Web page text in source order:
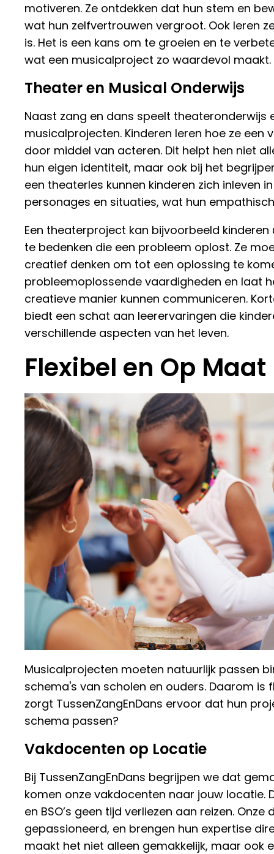
motiveren. Ze ontdekken dat hun stem en
wat hun zelfvertrouwen vergroot. Ook leren
is. Het is een kans om te groeien en te
wat een musicalproject zo waardevol maakt.
Theater en Musical Onderwijs
Naast zang en dans speelt theateronderwijs
musicalprojecten. Kinderen leren hoe ze een
door middel van acteren. Dit helpt hen niet
hun eigen identiteit, maar ook bij het
een theaterles kunnen kinderen zich inleven
personages en situaties, wat hun
Een theaterproject kan bijvoorbeeld
te bedenken die een probleem oplost. Ze
creatief denken om tot een oplossing te
probleemoplossende vaardigheden en laat
creatieve manier kunnen communiceren.
biedt een schat aan leerervaringen die
verschillende aspecten van het leven.
Flexibel en Op Maat
Musicalprojecten moeten natuurlijk passen
schema's van scholen en ouders. Daarom is
zorgt TussenZangEnDans ervoor dat hun
schema passen?
Vakdocenten op Locatie
Bij TussenZangEnDans begrijpen we dat
komen onze vakdocenten naar jouw locatie.
en BSO’s geen tijd verliezen aan reizen.
gepassioneerd, en brengen hun expertise
maakt het niet alleen gemakkelijk, maar ook